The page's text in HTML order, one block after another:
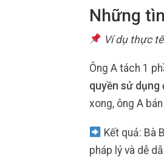
Những
Ví dụ thực
Ông A tách 1
quyền sử dụng
xong, ông A
Kết quả: Bà
pháp lý và dễ